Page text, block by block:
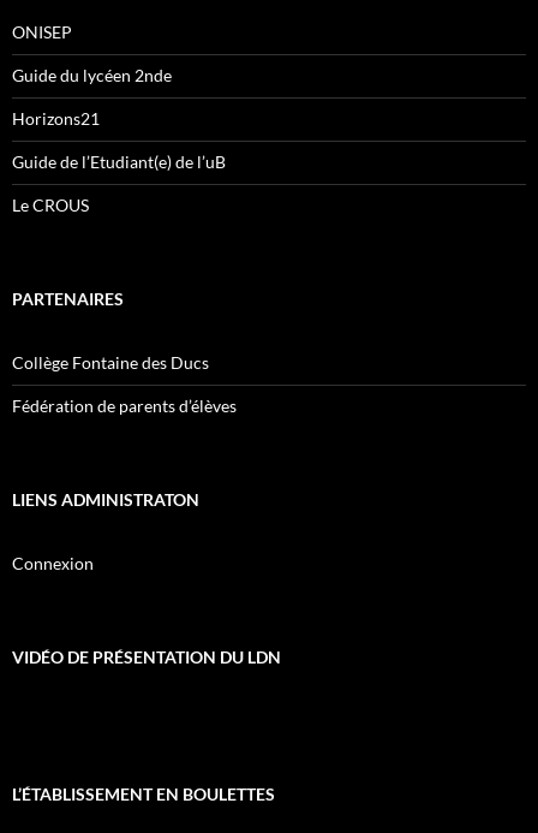
ONISEP
Guide du lycéen 2nde
Horizons21
Guide de l’Etudiant(e) de l’uB
Le CROUS
PARTENAIRES
Collège Fontaine des Ducs
Fédération de parents d’élèves
LIENS ADMINISTRATON
Connexion
VIDÉO DE PRÉSENTATION DU LDN
L’ÉTABLISSEMENT EN BOULETTES